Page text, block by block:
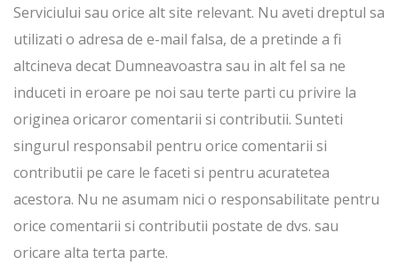
Serviciului sau orice alt site relevant. Nu aveti dreptul sa
utilizati o adresa de e-mail falsa, de a pretinde a fi
altcineva decat Dumneavoastra sau in alt fel sa ne
induceti in eroare pe noi sau terte parti cu privire la
originea oricaror comentarii si contributii. Sunteti
singurul responsabil pentru orice comentarii si
contributii pe care le faceti si pentru acuratetea
acestora. Nu ne asumam nici o responsabilitate pentru
orice comentarii si contributii postate de dvs. sau
oricare alta terta parte.